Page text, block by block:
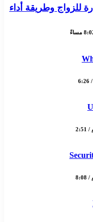
للزواج وطريقة أداء
الأربعاء - 19 ذو القعدة - 1447هـ / 6 مايو - 2026م / 6:26
الأربعاء - 22 رمضان - 1447هـ / 11 مارس - 2026م / 2:51
الأربعاء - 29 رمضان - 1447هـ / 18 مارس - 2026م / 8:08